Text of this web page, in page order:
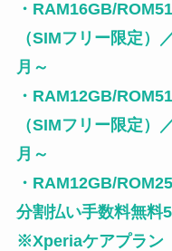
・RAM16GB/
（SIMフリー限定）
月～
・RAM12GB/
（SIMフリー限定）
月～
・RAM12GB/
分割払い手数料無料
※Xperiaケアプラン